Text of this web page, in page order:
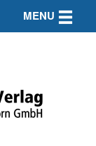
MENU Toggle